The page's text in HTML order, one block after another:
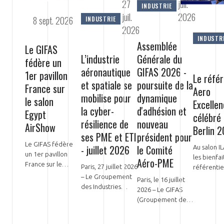
POURQUOI DEVENIR MEMBRE ?
LE MÉDIATEUR DE LA FILIÈRE AÉRONAUTIQUE ET SPATIALE
MÉDIATION ET CHARTE D’ENGAGEMENT SUR LES RELATIONS ENTRE
CLIENTS ET FOURNISSEURS
LA MÉDIATION AU-DELÀ DE LA FILIÈRE AÉRONAUTIQUE ET SPATIALE
PRENDRE CONTACT AVEC LE MÉDIATEUR DE LA FILIÈRE
L'OBSERVATOIRE
CHIFFRES CLÉS
LES ENJEUX
COMPÉTITIVITÉ
EMPLOI & FORMATION
LES PUBLICATIONS
DOCUMENTS & BROCHURES
RAPPORTS D'ACTIVITÉS
8 sept. 2026
Le GIFAS
fédère un
1er pavillon
France sur
le salon
Egypt
AirShow
Le GIFAS fédère
un 1er pavillon
France sur le
INDUSTRIE
27
juil.
2026
L’industrie
aéronautique
et spatiale se
mobilise pour
la cyber-
résilience de
ses PME et ETI
- juillet 2026
Paris, 27 juillet 2026
– Le Groupement
des Industries
INDUSTRIE
juil.
2026
Assemblée
Générale du
GIFAS 2026 -
poursuite de la
dynamique
d'adhésion et
nouveau
président pour
le Comité
Aéro-PME
Paris, le 16 juillet
2026 – Le GIFAS
(Groupement des
Le
Aero
célébré
Berlin
Au salon
les
programmes ...
DEMANDE D’ADHÉSION